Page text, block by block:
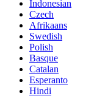
Indonesian
Czech
Afrikaans
Swedish
Polish
Basque
Catalan
Esperanto
Hindi